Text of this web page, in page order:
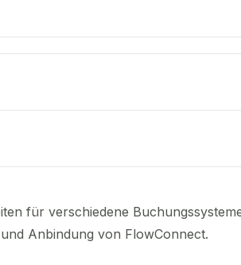
für verschiedene
Anbindung von FlowConnect.